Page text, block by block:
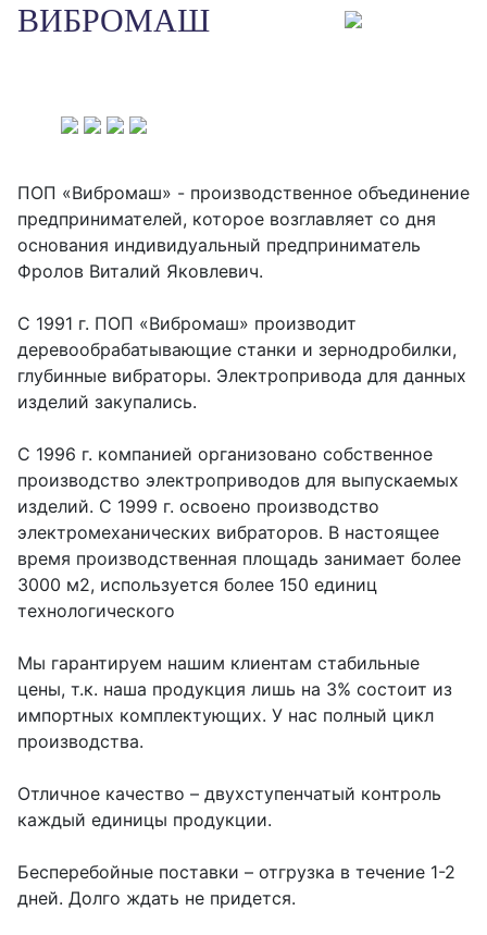
ВИБРОМАШ
ПОП «Вибромаш» - производственное объединение
предпринимателей, которое возглавляет со дня
основания индивидуальный предприниматель
Фролов Виталий Яковлевич.
С 1991 г. ПОП «Вибромаш» производит
деревообрабатывающие станки и зернодробилки,
глубинные вибраторы. Электропривода для данных
изделий закупались.
С 1996 г. компанией организовано собственное
производство электроприводов для выпускаемых
изделий. С 1999 г. освоено производство
электромеханических вибраторов. В настоящее
время производственная площадь занимает более
3000 м2, используется более 150 единиц
технологического
Мы гарантируем нашим клиентам стабильные
цены, т.к. наша продукция лишь на 3% состоит из
импортных комплектующих. У нас полный цикл
производства.
Отличное качество – двухступенчатый контроль
каждый единицы продукции.
Бесперебойные поставки – отгрузка в течение 1-2
дней. Долго ждать не придется.